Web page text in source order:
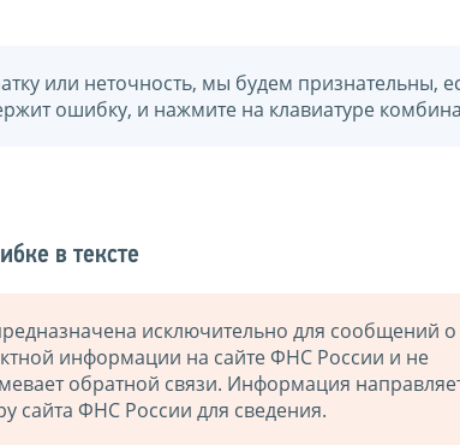
или неточность, мы будем признательны,
ошибку, и нажмите на клавиатуре
в тексте
исключительно для сообщений о
информации на сайте ФНС России и не
обратной связи. Информация
сайта ФНС России для сведения.